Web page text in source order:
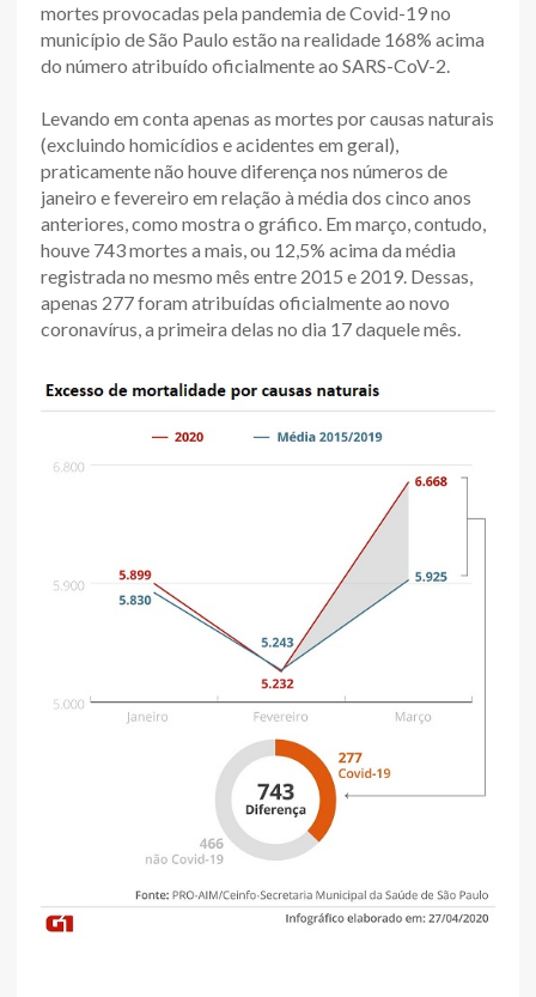
mortes provocadas pela pandemia de Covid-19 no
município de São Paulo estão na realidade 168% acima
do número atribuído oficialmente ao SARS-CoV-2.
Levando em conta apenas as mortes por causas naturais
(excluindo homicídios e acidentes em geral),
praticamente não houve diferença nos números de
janeiro e fevereiro em relação à média dos cinco anos
anteriores, como mostra o gráfico. Em março, contudo,
houve 743 mortes a mais, ou 12,5% acima da média
registrada no mesmo mês entre 2015 e 2019. Dessas,
apenas 277 foram atribuídas oficialmente ao novo
coronavírus, a primeira delas no dia 17 daquele mês.